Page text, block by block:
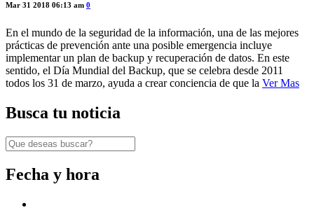
Mar 31 2018 06:13 am 0
En el mundo de la seguridad de la información, una de las mejores
prácticas de prevención ante una posible emergencia incluye
implementar un plan de backup y recuperación de datos. En este
sentido, el Día Mundial del Backup, que se celebra desde 2011
todos los 31 de marzo, ayuda a crear conciencia de que la Ver Mas
Busca tu noticia
Fecha y hora